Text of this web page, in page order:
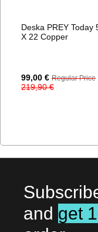
Deska PREY Today
X 22 Copper
Special
Price
99,00 € Regular Price
219,90 €
and get